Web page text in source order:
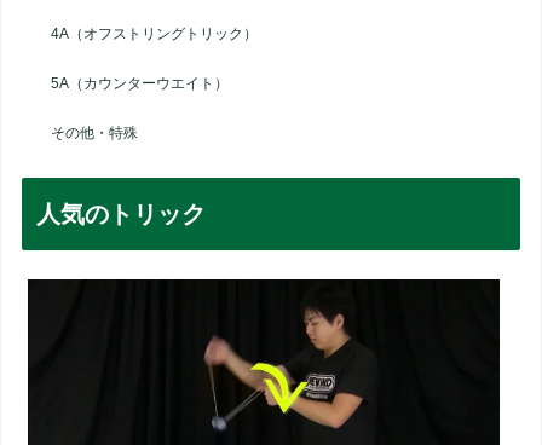
4A（オフストリングトリック）
5A（カウンターウエイト）
その他・特殊
人気のトリック